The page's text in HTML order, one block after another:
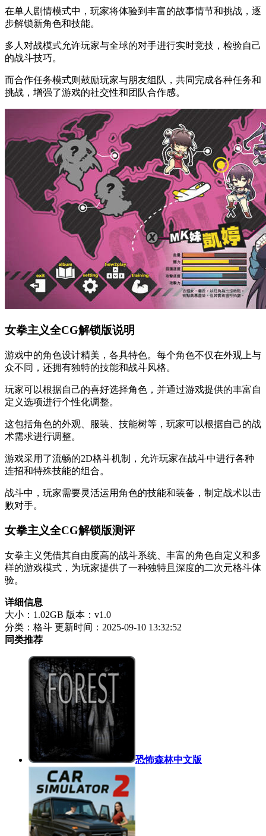
在单人剧情模式中，玩家将体验到丰富的故事情节和挑战，逐
步解锁新角色和技能。
多人对战模式允许玩家与全球的对手进行实时竞技，检验自己
的战斗技巧。
而合作任务模式则鼓励玩家与朋友组队，共同完成各种任务和
挑战，增强了游戏的社交性和团队合作感。
女拳主义全CG解锁版说明
游戏中的角色设计精美，各具特色。每个角色不仅在外观上与
众不同，还拥有独特的技能和战斗风格。
玩家可以根据自己的喜好选择角色，并通过游戏提供的丰富自
定义选项进行个性化调整。
这包括角色的外观、服装、技能树等，玩家可以根据自己的战
术需求进行调整。
游戏采用了流畅的2D格斗机制，允许玩家在战斗中进行各种
连招和特殊技能的组合。
战斗中，玩家需要灵活运用角色的技能和装备，制定战术以击
败对手。
女拳主义全CG解锁版测评
女拳主义凭借其自由度高的战斗系统、丰富的角色自定义和多
样的游戏模式，为玩家提供了一种独特且深度的二次元格斗体
验。
详细信息
大小：1.02GB 版本：v1.0
分类：格斗 更新时间：2025-09-10 13:32:52
同类推荐
恐怖森林中文版